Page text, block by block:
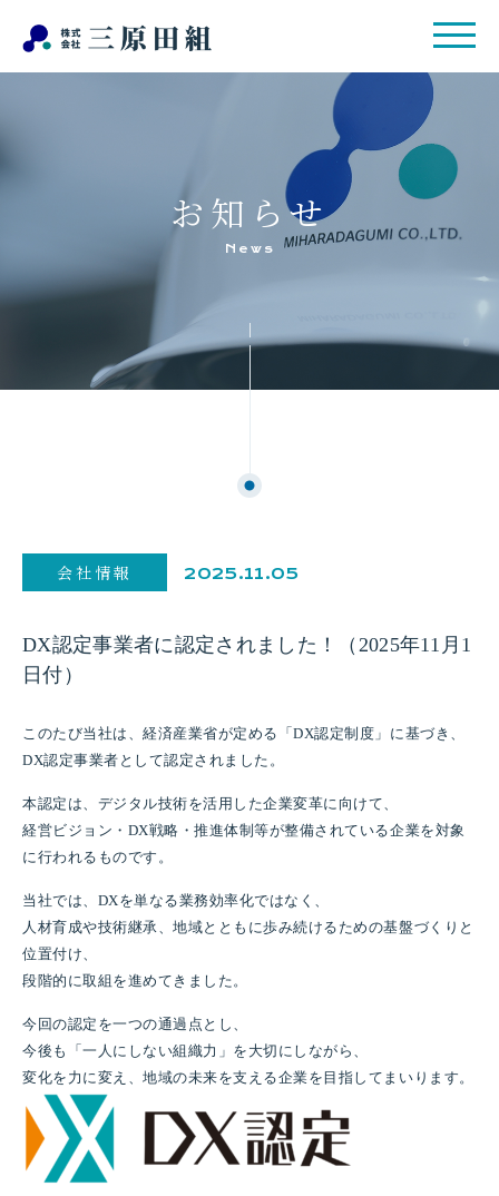
お知らせ
News
会社情報 2025.11.05
DX認定事業者に認定されました！（2025年11月1
日付）
このたび当社は、経済産業省が定める「DX認定制度」に基づき、
DX認定事業者として認定されました。
本認定は、デジタル技術を活用した企業変革に向けて、
経営ビジョン・DX戦略・推進体制等が整備されている企業を対象
に行われるものです。
当社では、DXを単なる業務効率化ではなく、
人材育成や技術継承、地域とともに歩み続けるための基盤づくりと
位置付け、
段階的に取組を進めてきました。
今回の認定を一つの通過点とし、
今後も「一人にしない組織力」を大切にしながら、
変化を力に変え、地域の未来を支える企業を目指してまいります。